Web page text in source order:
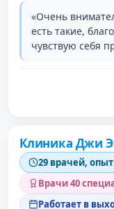
«Очень
есть такие,
чувствую себя
Клиника Джи
29 врачей, опыт
Врачи 40
Работает в